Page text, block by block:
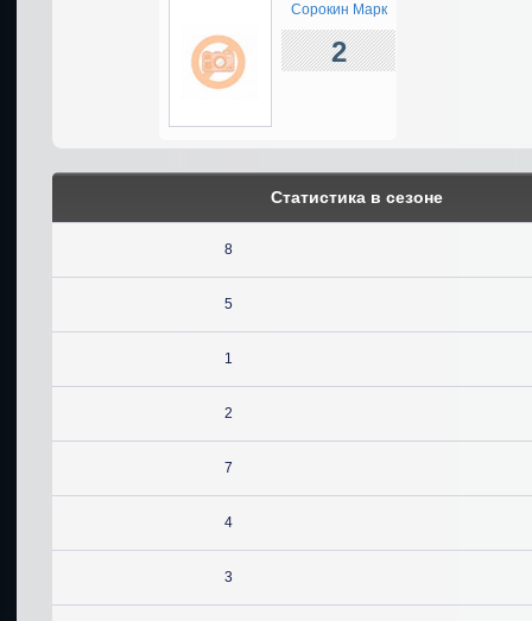
Сорокин Марк
2
Статистика в сезоне
8
5
1
2
7
4
3